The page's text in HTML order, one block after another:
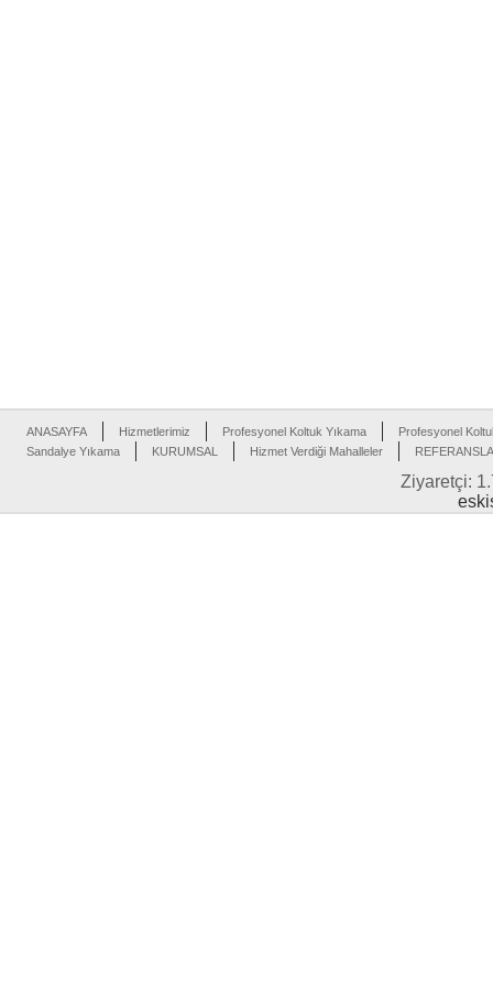
ANASAYFA Hizmetlerimiz Profesyonel Koltuk Yıkama
Profesyonel
Sandalye Yıkama
KURUMSAL Hizmet Verdiği Mahalleler
Ziyaretçi: